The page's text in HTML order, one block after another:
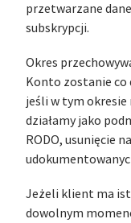
przetwarzane
subskrypcji.
Okres
Konto zostanie co
jeśli w tym okresie
działamy jako
RODO, usunięcie
Jeżeli klient ma
dowolnym